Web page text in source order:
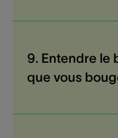
9. Entendre le
que vous